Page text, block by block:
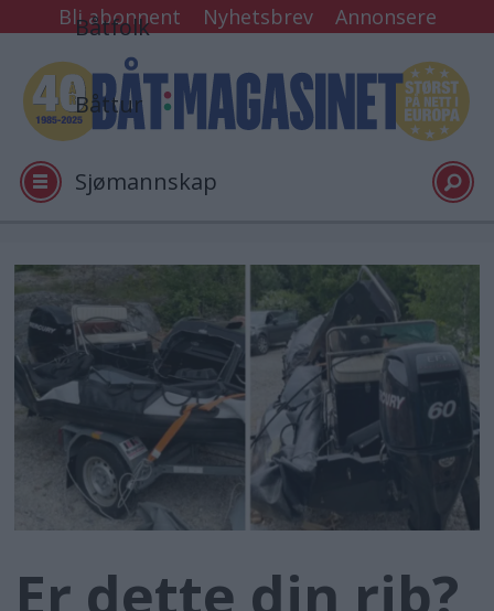
Bli abonnent Nyhetsbrev Annonsere
Båtfolk
Båttur
Sjømannskap
Tester
Arkiv
Video
Logg inn
Er dette din rib?